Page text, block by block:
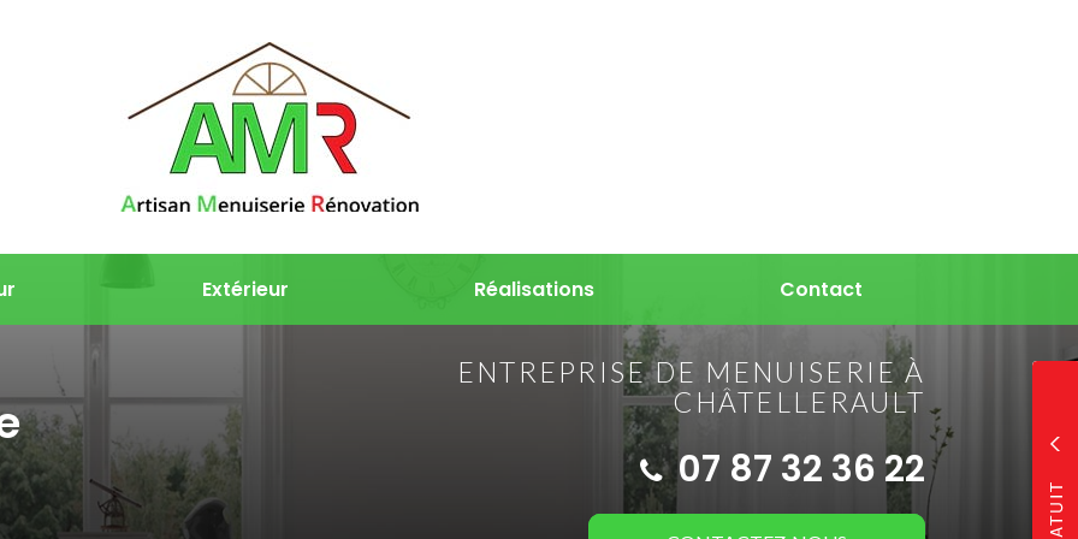
Extérieur Réalisations Contact
ENTREPRISE DE MENUISERIE À
CHÂTELLERAULT
07 87 32 36 22